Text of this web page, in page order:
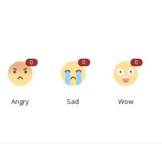
0
Angry
0
Sad
0
Wow